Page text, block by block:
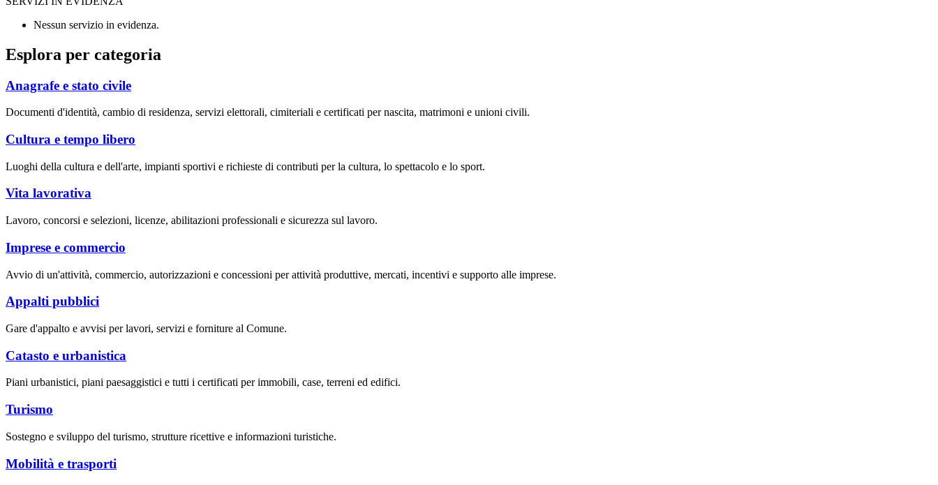
Nessun servizio in evidenza.
Esplora per categoria
Anagrafe e stato civile
Documenti d'identità, cambio di residenza, servizi elettorali, cimiteriali e certificati per nascita, matrimoni e unioni civili.
Cultura e tempo libero
Luoghi della cultura e dell'arte, impianti sportivi e richieste di contributi per la cultura, lo spettacolo e lo sport.
Vita lavorativa
Lavoro, concorsi e selezioni, licenze, abilitazioni professionali e sicurezza sul lavoro.
Imprese e commercio
Avvio di un'attività, commercio, autorizzazioni e concessioni per attività produttive, mercati, incentivi e supporto alle imprese.
Appalti pubblici
Gare d'appalto e avvisi per lavori, servizi e forniture al Comune.
Catasto e urbanistica
Piani urbanistici, piani paesaggistici e tutti i certificati per immobili, case, terreni ed edifici.
Turismo
Sostegno e sviluppo del turismo, strutture ricettive e informazioni turistiche.
Mobilità e trasporti